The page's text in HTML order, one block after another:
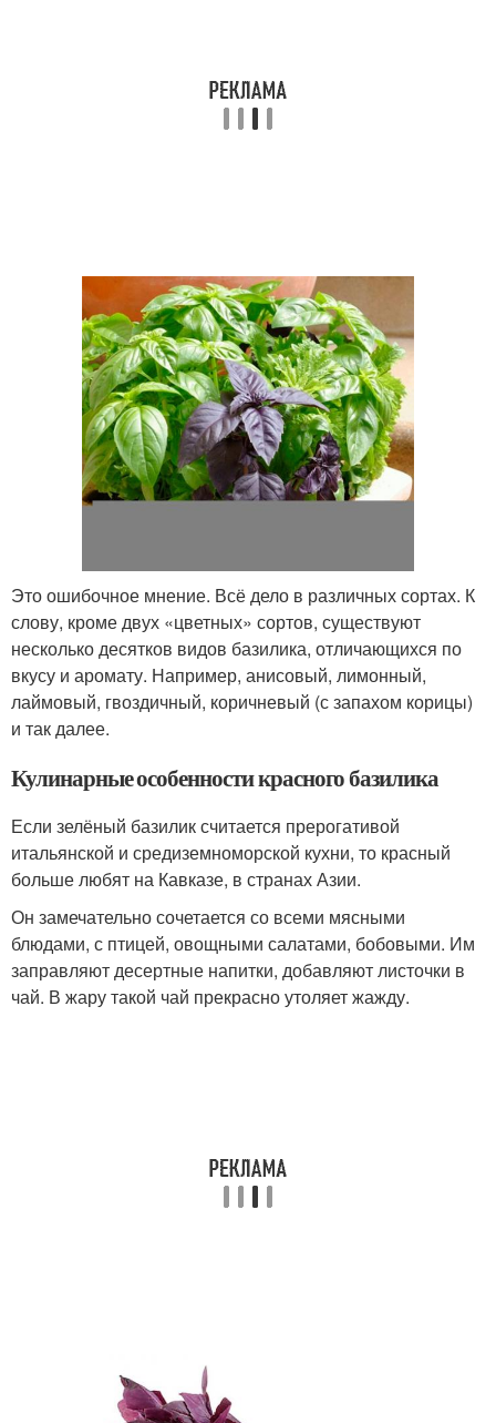
Это ошибочное мнение. Всё дело в различных сортах. К
слову, кроме двух «цветных» сортов, существуют
несколько десятков видов базилика, отличающихся по
вкусу и аромату. Например, анисовый, лимонный,
лаймовый, гвоздичный, коричневый (с запахом корицы)
и так далее.
Кулинарные особенности красного базилика
Если зелёный базилик считается прерогативой
итальянской и средиземноморской кухни, то красный
больше любят на Кавказе, в странах Азии.
Он замечательно сочетается со всеми мясными
блюдами, с птицей, овощными салатами, бобовыми. Им
заправляют десертные напитки, добавляют листочки в
чай. В жару такой чай прекрасно утоляет жажду.